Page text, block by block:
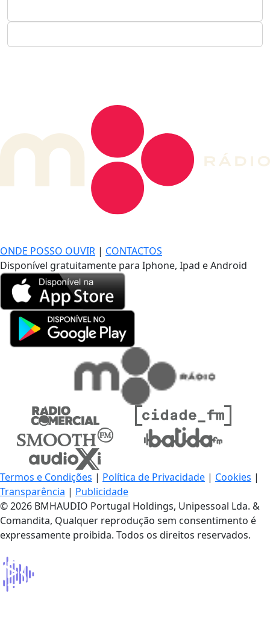
ONDE POSSO OUVIR | CONTACTOS
Disponível gratuitamente para Iphone, Ipad e Android
Termos e Condições | Política de Privacidade | Cookies |
Transparência | Publicidade
© 2026 BMHAUDIO Portugal Holdings, Unipessoal Lda. &
Comandita, Qualquer reprodução sem consentimento é
expressamente proibida. Todos os direitos reservados.